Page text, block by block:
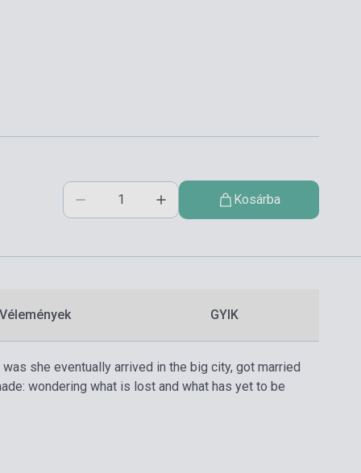
Kosárba
Vélemények GYIK
she eventually arrived in the big city, got married
wondering what is lost and what has yet to be